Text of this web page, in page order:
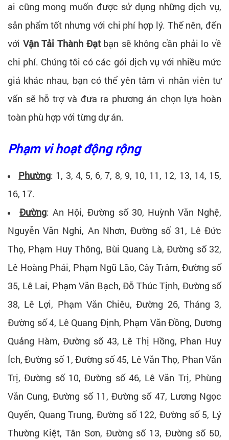
ai cũng mong muốn được sử dụng những dịch vụ,
sản phẩm tốt nhưng với chi phí hợp lý. Thế nên, đến
với Vận Tải Thành Đạtbạn sẽ không cần phải lo về
chi phí. Chúng tôi có các gói dịch vụ với nhiều mức
giá khác nhau, bạn có thể yên tâm vì nhân viên tư
vấn sẽ hỗ trợ và đưa ra phương án chọn lựa hoàn
toàn phù hợp với từng dự án.
Phạm vi hoạt động rộng
Phường: 1, 3, 4, 5, 6, 7, 8, 9, 10, 11, 12, 13, 14, 15,
16, 17.
Đường: An Hội, Đường số 30, Huỳnh Văn Nghệ,
Nguyễn Văn Nghi, An Nhơn, Đường số 31, Lê Đức
Thọ, Phạm Huy Thông, Bùi Quang Là, Đường số 32,
Lê Hoàng Phái, Phạm Ngũ Lão, Cây Trâm, Đường số
35, Lê Lai, Phạm Văn Bạch, Đỗ Thúc Tịnh, Đường số
38, Lê Lợi, Phạm Văn Chiêu, Đường 26, Tháng 3,
Đường số 4, Lê Quang Định, Phạm Văn Đồng, Dương
Quảng Hàm, Đường số 43, Lê Thị Hồng, Phan Huy
Ích, Đường số 1, Đường số 45, Lê Văn Thọ, Phan Văn
Trị, Đường số 10, Đường số 46, Lê Văn Trị, Phùng
Văn Cung, Đường số 11, Đường số 47, Lương Ngọc
Quyến, Quang Trung, Đường số 122, Đường số 5, Lý
Thường Kiệt, Tân Sơn, Đường số 13, Đường số 50,